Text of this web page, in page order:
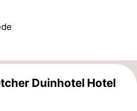
Duinhotel Hotel